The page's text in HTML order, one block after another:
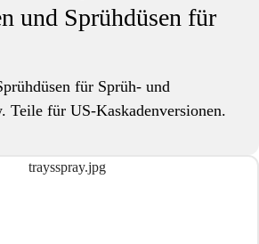
und Sprühdüsen für
für Sprüh- und
Teile für US-Kaskadenversionen.